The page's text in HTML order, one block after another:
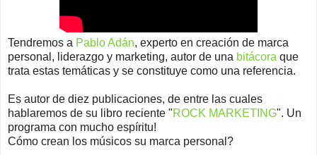
Tendremos a Pablo Adán, experto en creación de marca
personal, liderazgo y marketing, autor de una bitácora que
trata estas temáticas y se constituye como una referencia.
Es autor de diez publicaciones, de entre las cuales
hablaremos de su libro reciente "ROCK MARKETING". Un
programa con mucho espíritu!
Cómo crean los músicos su marca personal?